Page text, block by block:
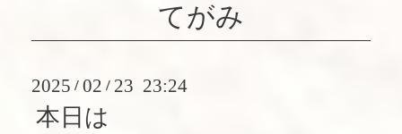
てがみ
2025 / 02 / 23 23:24
本日は